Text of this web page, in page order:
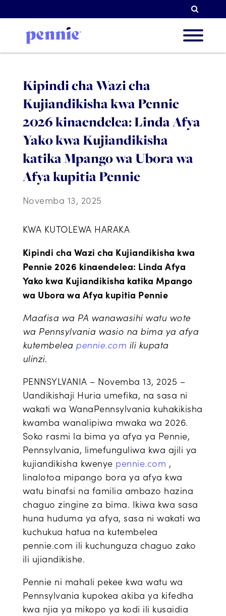
Kipindi cha Wazi cha
Kujiandikisha kwa Pennie
2026 kinaendelea: Linda Afya
Yako kwa Kujiandikisha
katika Mpango wa Ubora wa
Afya kupitia Pennie
Novemba 13, 2025
KWA KUTOLEWA HARAKA
Kipindi cha Wazi cha Kujiandikisha kwa
Pennie 2026 kinaendelea: Linda Afya
Yako kwa Kujiandikisha katika Mpango
wa Ubora wa Afya kupitia Pennie
Maafisa wa PA wanawasihi watu wote
wa Pennsylvania wasio na bima ya afya
kutembelea pennie.com ili kupata
ulinzi.
PENNSYLVANIA – Novemba 13, 2025 –
Uandikishaji Huria umefika, na sasa ni
wakati wa WanaPennsylvania kuhakikisha
kwamba wanalipiwa mwaka wa 2026.
Soko rasmi la bima ya afya ya Pennie,
Pennsylvania, limefunguliwa kwa ajili ya
kujiandikisha kwenye pennie.com ,
linalotoa mipango bora ya afya kwa
watu binafsi na familia ambazo hazina
chaguo zingine za bima. Ikiwa kwa sasa
huna huduma ya afya, sasa ni wakati wa
kuchukua hatua na kutembelea
pennie.com ili kuchunguza chaguo zako
ili ujiandikishe.
Pennie ni mahali pekee kwa watu wa
Pennsylvania kupokea akiba ya kifedha
kwa njia ya mikopo ya kodi ili kusaidia